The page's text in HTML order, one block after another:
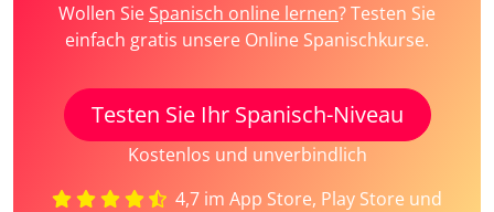
Wollen SieSpanisch online lernen? Testen Sie
einfach gratis unsere Online Spanischkurse.
Testen Sie Ihr Spanisch-Niveau
Kostenlos und unverbindlich
4,7 im App Store, Play Store und